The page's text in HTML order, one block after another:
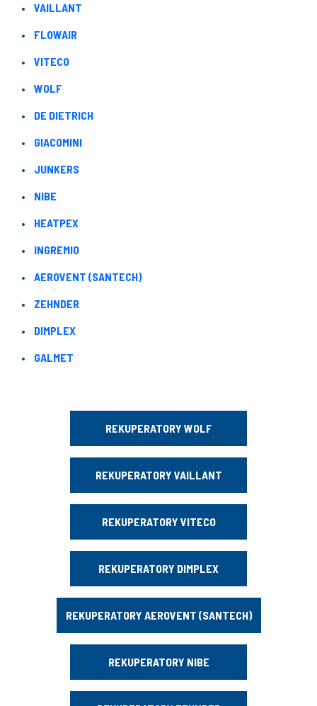
VAILLANT
FLOWAIR
VITECO
WOLF
DE DIETRICH
GIACOMINI
JUNKERS
NIBE
HEATPEX
INGREMIO
AEROVENT (SANTECH)
ZEHNDER
DIMPLEX
GALMET
REKUPERATORY WOLF
REKUPERATORY VAILLANT
REKUPERATORY VITECO
REKUPERATORY DIMPLEX
REKUPERATORY AEROVENT (SANTECH)
REKUPERATORY NIBE